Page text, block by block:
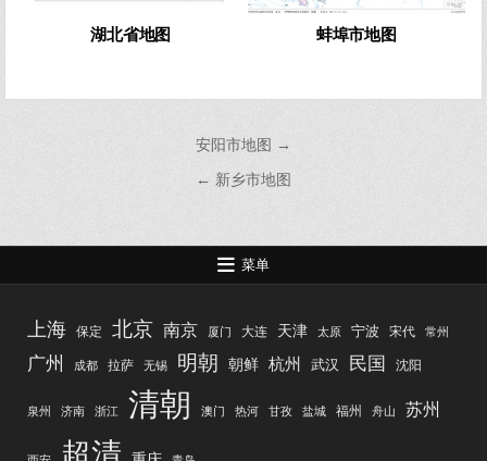
湖北省地图 蚌埠市地图
航
安阳市地图 →
← 新乡市地图
菜单
上海 保定 北京 南京 厦门 大连 天津 太原 宁波 宋代 常州
广州 成都 拉萨 无锡 明朝 朝鲜 杭州 武汉 民国 沈阳
泉州 济南 浙江 清朝 澳门 热河 甘孜 盐城 福州 舟山 苏州
超清